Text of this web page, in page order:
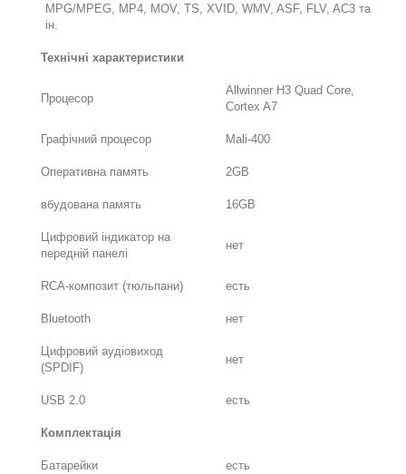
MPG/MPEG, MP4, MOV, TS, XVID, WMV, ASF, FLV, AC3 та
ін.
Технічні характеристики
Процесор
Allwinner H3 Quad Core,
Cortex A7
Графічний процесор Mali-400
Оперативна память 2GB
вбудована память 16GB
Цифровий індикатор на
передній панелі
нет
RCA-композит (тюльпани) есть
Bluetooth нет
Цифровий аудіовиход
(SPDIF)
нет
USB 2.0 есть
Комплектація
Батарейки есть